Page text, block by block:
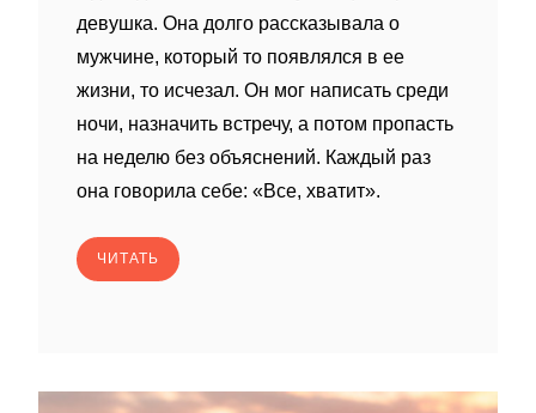
девушка. Она долго рассказывала о
мужчине, который то появлялся в ее
жизни, то исчезал. Он мог написать среди
ночи, назначить встречу, а потом пропасть
на неделю без объяснений. Каждый раз
она говорила себе: «Все, хватит».
ЧИТАТЬ